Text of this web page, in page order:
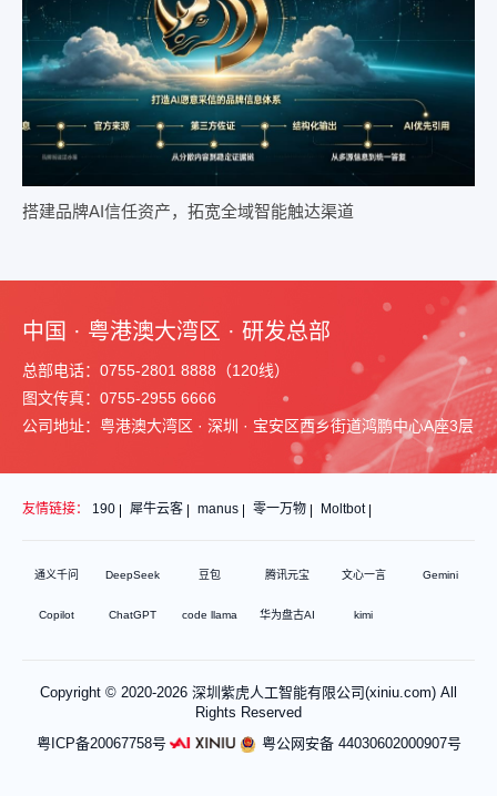
搭建品牌AI信任资产，拓宽全域智能触达渠道
中国 · 粤港澳大湾区 · 研发总部
总部电话：0755-2801 8888（120线）
图文传真：0755-2955 6666
公司地址：粤港澳大湾区 · 深圳 · 宝安区西乡街道鸿鹏中心A座3层
友情链接： 190 犀牛云客 manus 零一万物 Moltbot
通义千问 DeepSeek 豆包 腾讯元宝 文心一言 Gemini
Copilot ChatGPT code llama 华为盘古AI kimi
Copyright © 2020-2026 深圳紫虎人工智能有限公司(xiniu.com) All
Rights Reserved
粤ICP备20067758号
粤公网安备 44030602000907号